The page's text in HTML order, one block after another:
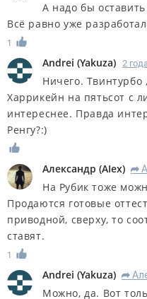
А надо бы
Всё равно уже
1
Andrei (Yakuza) 2
Ничего.
Харрикейн на пятьсот с
интереснее. Правда
Ренгу?:)
Александр (AIex) R
На Рубик тоже
Продаются готовые
приводной, сверху, то
ставят.
1
Andrei (Yakuza) R
Можно, да. Вот